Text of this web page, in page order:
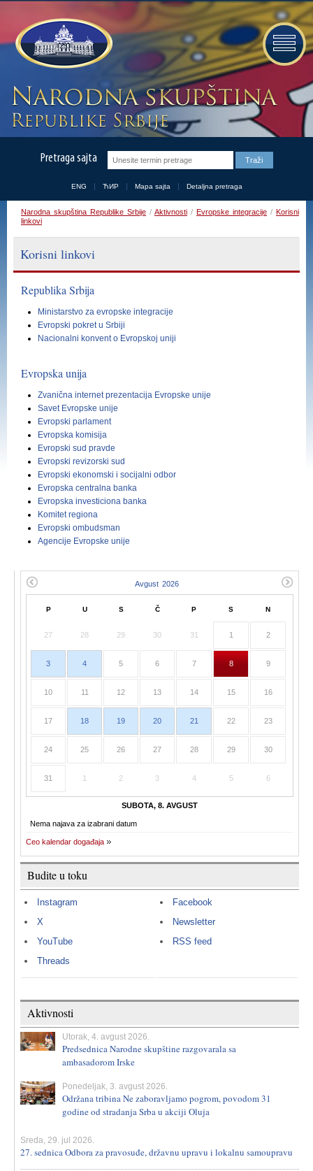
Pretraga sajta
ENG ЋИР Mapa sajta Detaljna pretraga
Narodna skupština Republike Srbije / Aktivnosti / Evropske integracije / Korisni
linkovi
Korisni linkovi
Republika Srbija
Ministarstvo za evropske integracije
Evropski pokret u Srbiji
Nacionalni konvent o Evropskoj uniji
Evropska unija
Zvanična internet prezentacija Evropske unije
Savet Evropske unije
Evropski parlament
Evropska komisija
Evropski sud pravde
Evropski revizorski sud
Evropski ekonomski i socijalni odbor
Evropska centralna banka
Evropska investiciona banka
Komitet regiona
Evrоpski ombudsman
Agencije Evropske unije
P U S Č P S N
27 28 29 30 31 1 2
3 4 5 6 7 8 9
10 11 12 13 14 15 16
17 18 19 20 21 22 23
24 25 26 27 28 29 30
31 1 2 3 4 5 6
SUBOTA, 8. AVGUST
Nema najava za izabrani datum
Ceo kalendar događaja
Budite u toku
Instagram
X
YouTube
Threads
Facebook
Newsletter
RSS feed
Aktivnosti
Utorak, 4. avgust 2026.
Predsednica Narodne skupštine razgovarala sa
ambasadorom Irske
Ponedeljak, 3. avgust 2026.
Održana tribina Ne zaboravljamo pogrom, povodom 31
godine od stradanja Srba u akciji Oluja
Sreda, 29. jul 2026.
27. sednica Odbora za pravosuđe, državnu upravu i lokalnu samoupravu